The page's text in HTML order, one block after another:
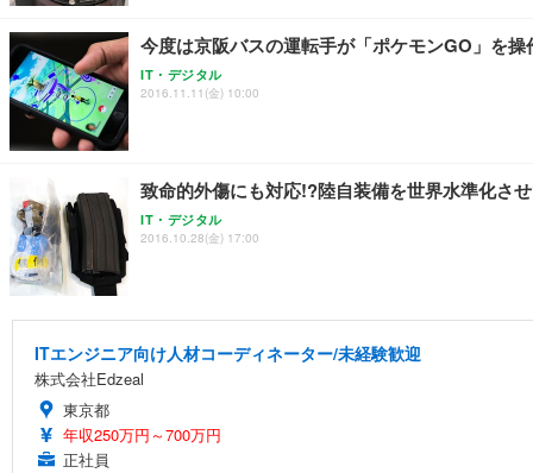
今度は京阪バスの運転手が「ポケモンGO」を操
IT・デジタル
2016.11.11(金) 10:00
致命的外傷にも対応!?陸自装備を世界水準化さ
IT・デジタル
2016.10.28(金) 17:00
ITエンジニア向け人材コーディネーター/未経験歓迎
株式会社Edzeal
東京都
年収250万円～700万円
正社員